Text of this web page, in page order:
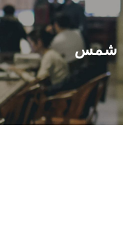
عن الجامعة
القطاعـات
الشئون الأكاديمية
البحث العلمي
شمس